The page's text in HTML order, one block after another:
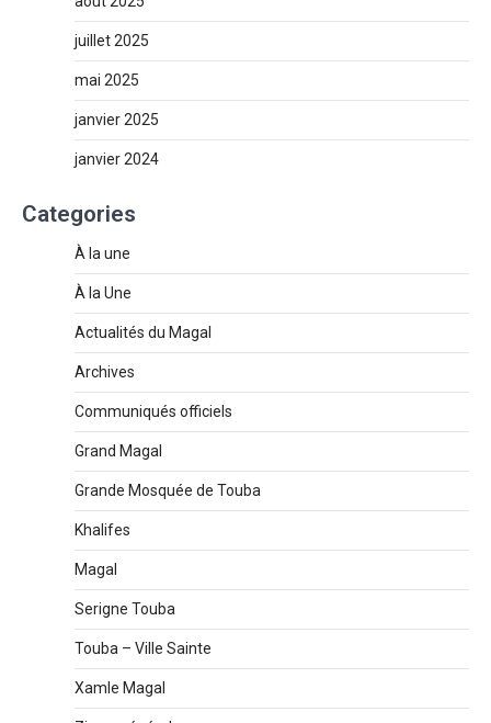
juillet 2025
mai 2025
janvier 2025
janvier 2024
Categories
À la une
À la Une
Actualités du Magal
Archives
Communiqués officiels
Grand Magal
Grande Mosquée de Touba
Khalifes
Magal
Serigne Touba
Touba – Ville Sainte
Xamle Magal